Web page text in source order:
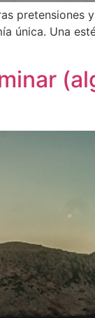
pretensiones
única. Una